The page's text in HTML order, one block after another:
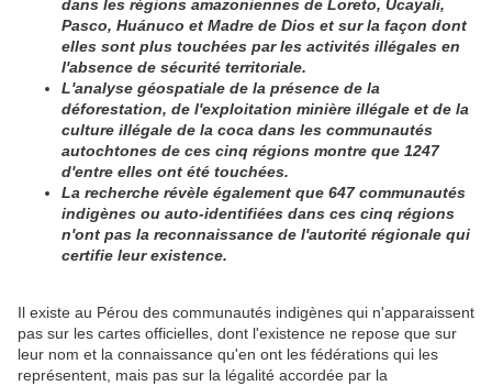
dans les régions amazoniennes de Loreto, Ucayali,
Pasco, Huánuco et Madre de Dios et sur la façon dont
elles sont plus touchées par les activités illégales en
l'absence de sécurité territoriale.
L'analyse géospatiale de la présence de la
déforestation, de l'exploitation minière illégale et de la
culture illégale de la coca dans les communautés
autochtones de ces cinq régions montre que 1247
d'entre elles ont été touchées.
La recherche révèle également que 647 communautés
indigènes ou auto-identifiées dans ces cinq régions
n'ont pas la reconnaissance de l'autorité régionale qui
certifie leur existence.
Il existe au Pérou des communautés indigènes qui n'apparaissent
pas sur les cartes officielles, dont l'existence ne repose que sur
leur nom et la connaissance qu'en ont les fédérations qui les
représentent, mais pas sur la légalité accordée par la